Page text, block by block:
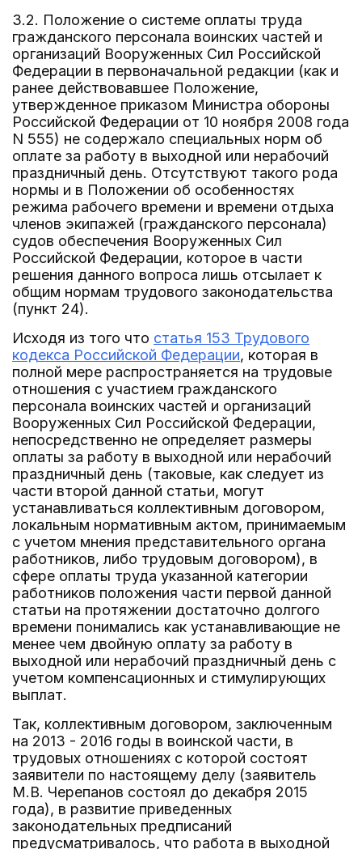
3.2. Положение о системе оплаты труда
гражданского персонала воинских частей и
организаций Вооруженных Сил Российской
Федерации в первоначальной редакции (как и
ранее действовавшее Положение,
утвержденное приказом Министра обороны
Российской Федерации от 10 ноября 2008 года
N 555) не содержало специальных норм об
оплате за работу в выходной или нерабочий
праздничный день. Отсутствуют такого рода
нормы и в Положении об особенностях
режима рабочего времени и времени отдыха
членов экипажей (гражданского персонала)
судов обеспечения Вооруженных Сил
Российской Федерации, которое в части
решения данного вопроса лишь отсылает к
общим нормам трудового законодательства
(пункт 24).
Исходя из того что статья 153 Трудового
кодекса Российской Федерации, которая в
полной мере распространяется на трудовые
отношения с участием гражданского
персонала воинских частей и организаций
Вооруженных Сил Российской Федерации,
непосредственно не определяет размеры
оплаты за работу в выходной или нерабочий
праздничный день (таковые, как следует из
части второй данной статьи, могут
устанавливаться коллективным договором,
локальным нормативным актом, принимаемым
с учетом мнения представительного органа
работников, либо трудовым договором), в
сфере оплаты труда указанной категории
работников положения части первой данной
статьи на протяжении достаточно долгого
времени понимались как устанавливающие не
менее чем двойную оплату за работу в
выходной или нерабочий праздничный день с
учетом компенсационных и стимулирующих
выплат.
Так, коллективным договором, заключенным
на 2013 - 2016 годы в воинской части, в
трудовых отношениях с которой состоят
заявители по настоящему делу (заявитель
М.В. Черепанов состоял до декабря 2015
года), в развитие приведенных
законодательных предписаний
предусматривалось, что работа в выходной